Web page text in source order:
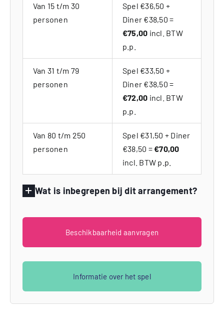
Van 15 t/m 30
personen
Spel €36,50 +
Diner €38,50 =
€75,00 incl. BTW
p.p.
Van 31 t/m 79
personen
Spel €33,50 +
Diner €38,50 =
€72,00 incl. BTW
p.p.
Van 80 t/m 250
personen
Spel €31,50 + Diner
€38,50 =€70,00
incl. BTW p.p.
Wat is inbegrepen bij dit arrangement?
Beschikbaarheid aanvragen
Informatie over het spel